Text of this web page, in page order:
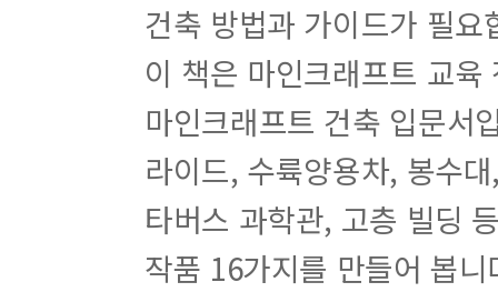
건축 방법과 가이드가 필요
이 책은 마인크래프트 교
마인크래프트 건축 입문서
라이드, 수륙양용차, 봉수
타버스 과학관, 고층 빌딩
작품 16가지를 만들어 봅